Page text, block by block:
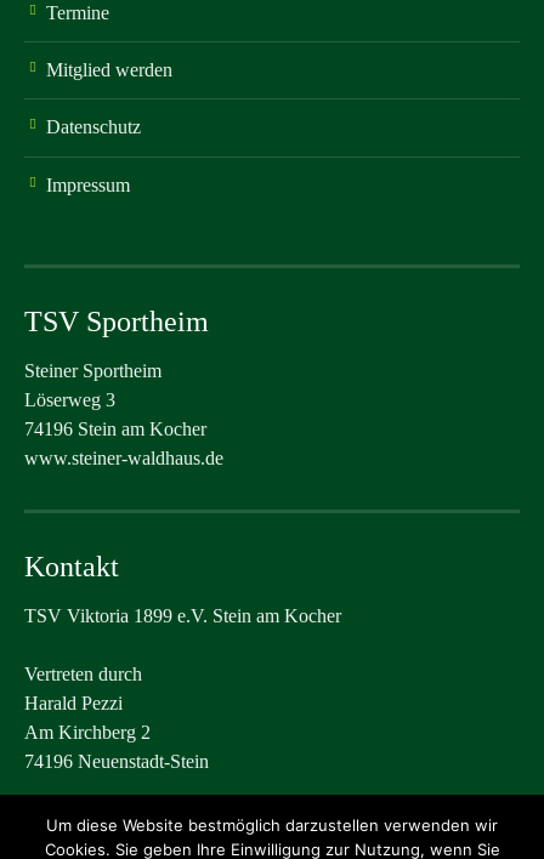
Termine
Mitglied werden
Datenschutz
Impressum
TSV Sportheim
Steiner Sportheim
Löserweg 3
74196 Stein am Kocher
www.steiner-waldhaus.de
Kontakt
TSV Viktoria 1899 e.V. Stein am Kocher
Vertreten durch
Harald Pezzi
Am Kirchberg 2
74196 Neuenstadt-Stein
post@tsvstein.com
Um diese Website bestmöglich darzustellen verwenden wir
Cookies. Sie geben Ihre Einwilligung zur Nutzung, wenn Sie